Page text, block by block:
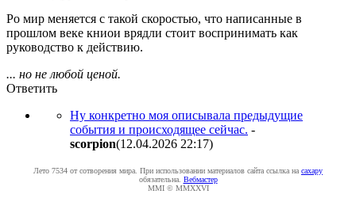
Ро мир меняется с такой скоростью, что написанные в
прошлом веке книои врядли стоит воспринимать как
руководство к действию.
... но не любой ценой.
Ответить
Ну конкретно моя описывала предыдущие
события и происходящее сейчас. -
scorpion(12.04.2026 22:17)
Лето 7534 от сотворения мира. При использовании материалов сайта ссылка на caxapу
обязательна. Вебмастер
MMI © MMXXVI